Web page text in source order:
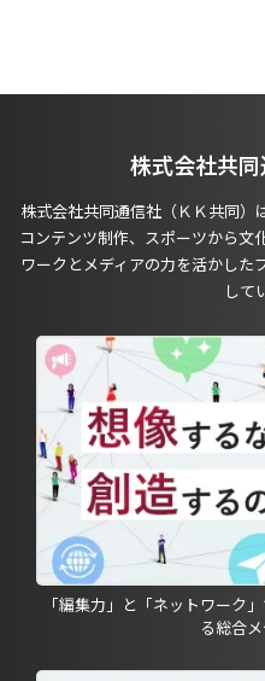
株式会社共
株式会社共同通信社（ＫＫ共同）
コンテンツ制作、スポーツから文
ワークとメディアの力を活かした
して
「編集力」と「ネットワーク
る総合